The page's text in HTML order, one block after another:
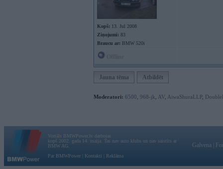
Kopš: 13. Jul 2008
Ziņojumi: 83
Braucu ar: BMW 520i
Jauna tēma Atbildēt
Moderatori: 6500 968-jk AV AiwaShuraLLP,
Vortāls BMWPower.lv darbojas
kopš 2002. gada 14. maija. Tas nav auto klubs un nav saistīts ar
BMW AG.
Par BMWPower
Kontakti Reklāma
Galvena